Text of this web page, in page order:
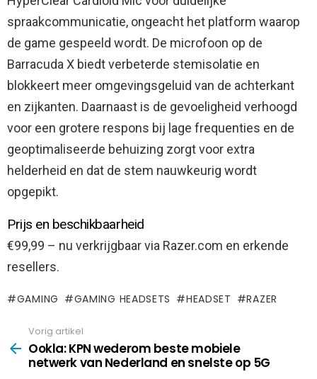
spraakcommunicatie, ongeacht het platform waarop
de game gespeeld wordt. De microfoon op de
Barracuda X biedt verbeterde stemisolatie en
blokkeert meer omgevingsgeluid van de achterkant
en zijkanten. Daarnaast is de gevoeligheid verhoogd
voor een grotere respons bij lage frequenties en de
geoptimaliseerde behuizing zorgt voor extra
helderheid en dat de stem nauwkeurig wordt
opgepikt.
Prijs en beschikbaarheid
€99,99 – nu verkrijgbaar via Razer.com en erkende
resellers.
GAMING GAMING HEADSETS HEADSET RAZER
more
Vorig artikel
Ookla: KPN wederom beste mobiele
netwerk van Nederland en snelste op 5G